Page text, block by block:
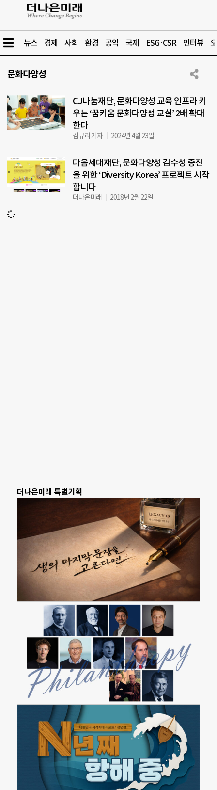
뉴스 경제 사회 환경 공익 국제 ESG·CSR 인터뷰
문화다양성
CJ나눔재단, 문화다양성 교육 인프라 키
우는 ‘꿈키움 문화다양성 교실’ 2배 확대
한다
김규리 기자 2024년 4월 23일
다음세대재단, 문화다양성 감수성 증진
을 위한 ‘Diversity Korea’ 프로젝트 시작
합니다
더나은미래 2018년 2월 22일
더나은미래 특별기획